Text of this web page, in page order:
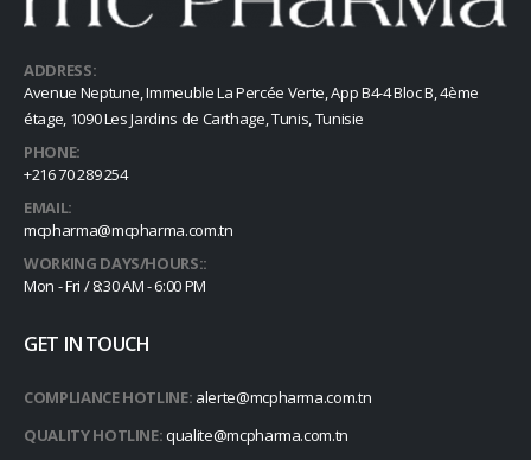
ADDRESS:
Avenue Neptune, Immeuble La Percée Verte, App B4-4 Bloc B, 4ème
étage, 1090 Les Jardins de Carthage, Tunis, Tunisie
PHONE:
+216 70 289 254
EMAIL:
mcpharma@mcpharma.com.tn
WORKING DAYS/HOURS::
Mon - Fri / 8:30 AM - 6:00 PM
GET IN TOUCH
COMPLIANCE HOTLINE: alerte@mcpharma.com.tn
QUALITY HOTLINE:qualite@mcpharma.com.tn